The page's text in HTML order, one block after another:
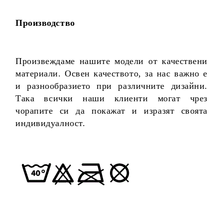
Производство
Произвеждаме нашите модели от качествени
материали. Освен качеството, за нас важно е
и разнообразието при различните дизайни.
Така всички наши клиенти могат чрез
чорапите си да покажат и изразят своята
индивидуалност.